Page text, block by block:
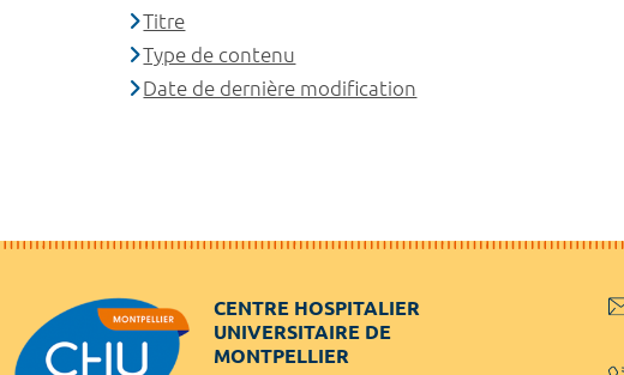
Titre
Type de contenu
Date de dernière modification
CENTRE HOSPITALIER
UNIVERSITAIRE DE
MONTPELLIER